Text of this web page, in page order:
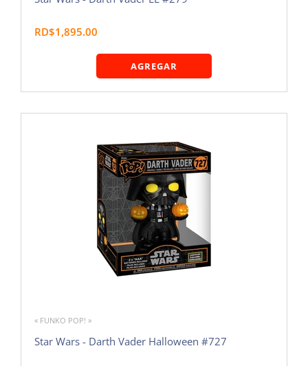
RD$1,895.00
AGREGAR
« FUNKO POP! »
Star Wars - Darth Vader Halloween #727